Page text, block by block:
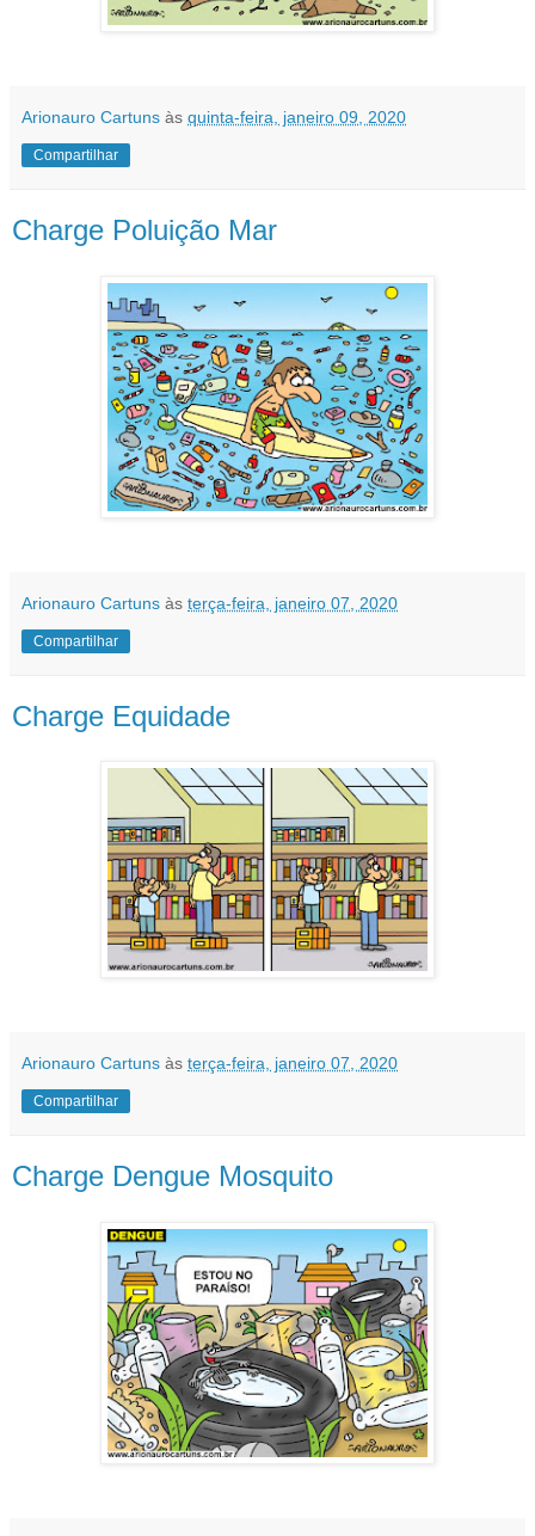
Arionauro Cartuns às quinta-feira, janeiro 09, 2020
Compartilhar
Charge Poluição Mar
Arionauro Cartuns às terça-feira, janeiro 07, 2020
Compartilhar
Charge Equidade
Arionauro Cartuns às terça-feira, janeiro 07, 2020
Compartilhar
Charge Dengue Mosquito